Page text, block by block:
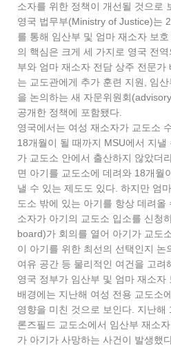
소자를 위한 정책이 개선될 것으로
영국 법무부(Ministry of Justice)는
를 통해 임산부 및 엄마 재소자 보
의 핵심은 크게 세 가지로 영국 전
부와 엄마 재소자 전담 상주 전문가
는 교도관에게 추가 훈련 지원, 임
을 논의하는 새 자문위원회
공개한 정책에 포함됐다.
영국에서는 여성 재소자가 교도소
18개월이 될 때까지 MSU에서 지
가 교도소 안에서 출산하지 않았더
면 아기를 교도소에 데려와 18개월
낼 수 있는 제도도 있다. 하지만 엄
도소 밖에 있는 아기를 항상 데려올
소자가 아기의 교도소 입소를 신청
board)가 회의를 열어 아기가 교도
이 아기를 위한 최선의 선택인지 논
여유 공간 등 물리적인 여건을 고려
영국 정부가 임산부 및 엄마 재소자
배경에는 지난해 여성 전용 교도소
영향을 미친 것으로 보인다. 지난해
론즈필드 교도소에서 임산부 재소
가 아기가 사망하는 사건이 발생했